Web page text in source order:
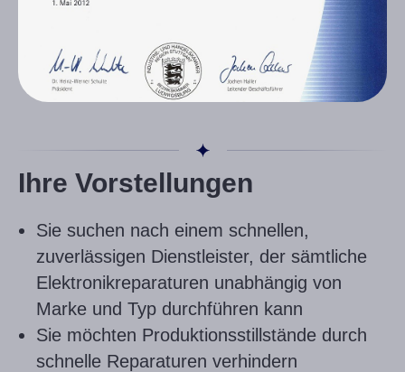
Ihre Vorstellungen
Sie suchen nach einem schnellen,
zuverlässigen Dienstleister, der sämtliche
Elektronikreparaturen unabhängig von
Marke und Typ durchführen kann
Sie möchten Produktionsstillstände durch
schnelle Reparaturen verhindern